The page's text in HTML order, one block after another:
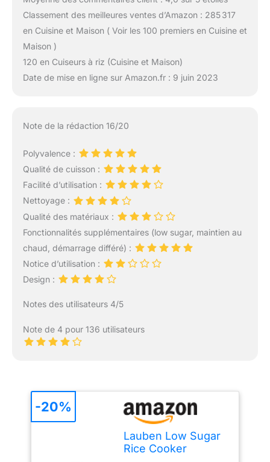
Classement des meilleures ventes d’Amazon : 285 317
en Cuisine et Maison ( Voir les 100 premiers en Cuisine et
Maison )
120 en Cuiseurs à riz (Cuisine et Maison)
Date de mise en ligne sur Amazon.fr : 9 juin 2023
Note de la rédaction 16/20
Polyvalence :
Qualité de cuisson :
Facilité d’utilisation :
Nettoyage :
Qualité des matériaux :
Fonctionnalités supplémentaires (low sugar, maintien au
chaud, démarrage différé) :
Notice d’utilisation :
Design :
Notes des utilisateurs 4/5
Note de 4 pour 136 utilisateurs
Lauben Low Sugar
Rice Cooker
-20%